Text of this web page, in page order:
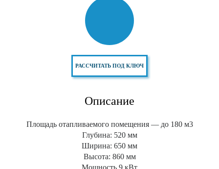
РАССЧИТАТЬ ПОД КЛЮЧ
Описание
Площадь отапливаемого помещения — до 180 м3
Глубина: 520 мм
Ширина: 650 мм
Высота: 860 мм
Мощность 9 кВт